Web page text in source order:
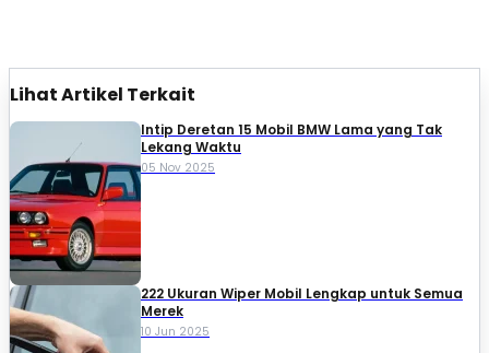
Lihat Artikel Terkait
Intip Deretan 15 Mobil BMW Lama yang Tak
Lekang Waktu
05 Nov 2025
222 Ukuran Wiper Mobil Lengkap untuk Semua
Merek
10 Jun 2025